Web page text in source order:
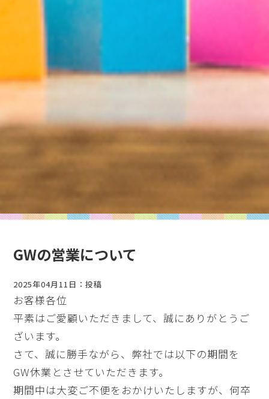
GWの営業について
2025年04月11日：投稿
お客様各位
平素はご愛顧いただきまして、誠にありがとうご
ざいます。
さて、誠に勝手ながら、弊社では以下の期間を
GW休業とさせていただきます。
期間中は大変ご不便をおかけいたしますが、何卒